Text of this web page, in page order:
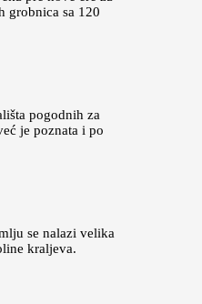
grobnica sa 120
pogodnih za
je poznata i po
se nalazi velika
kraljeva.